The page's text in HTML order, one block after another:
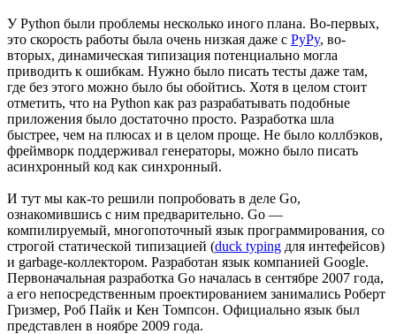
У Python были проблемы несколько иного плана. Во-первых,
это скорость работы была очень низкая даже с PyPy, во-
вторых, динамическая типизация потенциально могла
приводить к ошибкам. Нужно было писать тесты даже там,
где без этого можно было бы обойтись. Хотя в целом стоит
отметить, что на Python как раз разрабатывать подобные
приложения было достаточно просто. Разработка шла
быстрее, чем на плюсах и в целом проще. Не было коллбэков,
фреймворк поддерживал генераторы, можно было писать
асинхронный код как синхронный.
И тут мы как-то решили попробовать в деле Go,
ознакомившись с ним предварительно. Go —
компилируемый, многопоточный язык программирования, со
строгой статической типизацией (duck typing для интефейсов)
и garbage-коллектором. Разработан язык компанией Google.
Первоначальная разработка Go началась в сентябре 2007 года,
а его непосредственным проектированием занимались Роберт
Гризмер, Роб Пайк и Кен Томпсон. Официально язык был
представлен в ноябре 2009 года.